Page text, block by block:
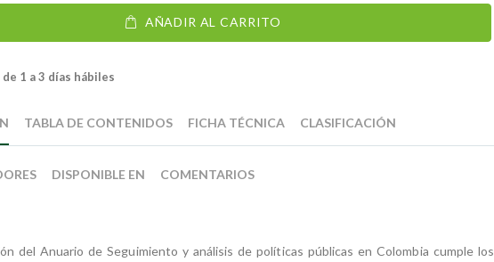
AÑADIR AL CARRITO
1 a 3 días hábiles
del Anuario de Seguimiento y análisis de políticas públicas en Colombia cumple los
TABLA DE CONTENIDOS FICHA TÉCNICA CLASIFICACIÓN
DISPONIBLE EN COMENTARIOS